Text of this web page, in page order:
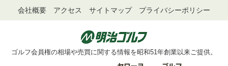
会社概要 アクセス サイトマップ プライバシーポリシー
ゴルフ会員権の相場や売買に関する情報を昭和51年創業以来ご提供。